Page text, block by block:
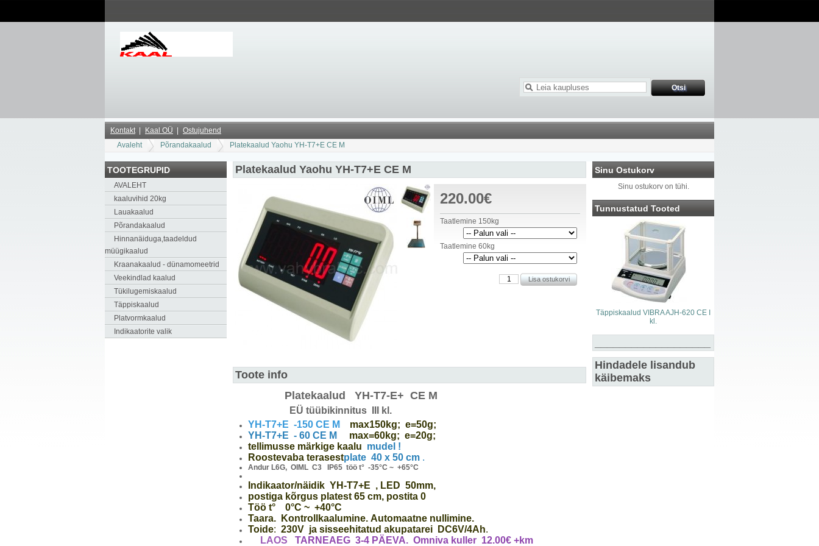
Kontakt Kaal OÜ
Ostujuhend
Avaleht
Põrandakaalud Platekaalud Yaohu YH-T7+E CE M
TOOTEGRUPID
AVALEHT
kaaluvihid 20kg
Lauakaalud
Põrandakaalud
Hinnanäiduga,taadeldud
müügikaalud
Kraanakaalud - dünamomeetrid
Veekindlad kaalud
Tükilugemiskaalud
Täppiskaalud
Platvormkaalud
Indikaatorite valik
Sinu Ostukorv
Sinu ostukorv on tühi.
Tunnustatud Tooted
Täppiskaalud VIBRA AJH-620 CE I
kl.
Hindadele lisandub
käibemaks
Platekaalud Yaohu YH-T7+E CE M
220.00€
Taatlemine 150kg
Taatlemine 60kg
Toote info
Platekaalud YH-T7-E+ CE M
EÜ tüübikinnitus III kl.
YH-T7+E -150 CE M
max150kg; e=50g;
YH-T7+E - 60 CE M
max=60kg; e=20g;
tellimusse märkige kaalu mudel !
Roostevaba terasestplate 40 x 50 cm .
Andur L6G, OIML C3 IP65 töö t° -35°C ~ +65°C
Indikaator/näidik YH-T7+E , LED 50mm,
postiga kõrgus platest 65 cm, postita 0
Töö t° 0°C ~ +40°C
Taara. Kontrollkaalumine. Automaatne nullimine.
Toide: 230V ja sisseehitatud akupatarei DC6V/4Ah.
LAOS
TARNEAEG 3-4 PÄEVA. Omniva kuller 12.00€ +km